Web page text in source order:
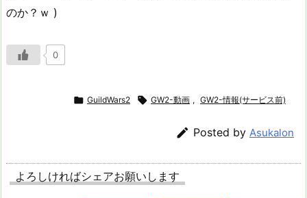
のか？ｗ )
0
 GuildWars2  GW2-動画 , GW2-情報(サービス前)
 Posted by Asukalon
よろしければシェアお願いします